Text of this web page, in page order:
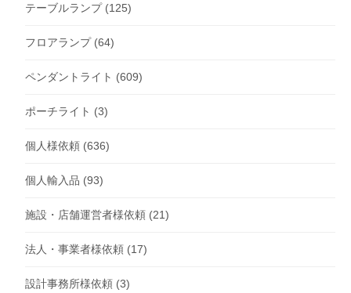
テーブルランプ(125)
フロアランプ(64)
ペンダントライト (609)
ポーチライト (3)
個人様依頼 (636)
個人輸入品 (93)
施設・店舗運営者様依頼 (21)
法人・事業者様依頼 (17)
設計事務所様依頼 (3)